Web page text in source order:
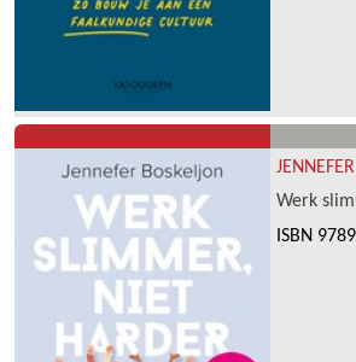
Werk
ISBN